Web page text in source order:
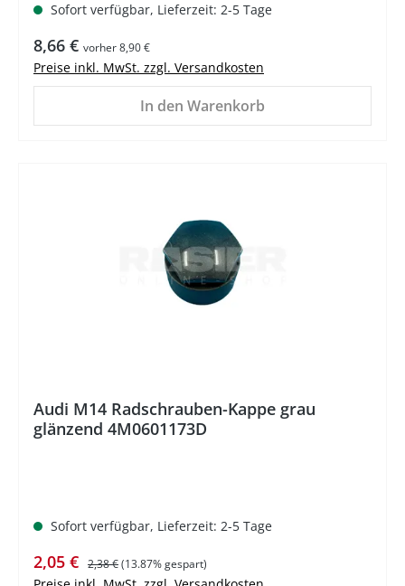
Sofort verfügbar, Lieferzeit: 2-5 Tage
Regulärer Preis:
8,66 € vorher 8,90 €
Preise inkl. MwSt. zzgl. Versandkosten
In den Warenkorb
Audi M14 Radschrauben-Kappe grau
glänzend 4M0601173D
Sofort verfügbar, Lieferzeit: 2-5 Tage
Verkaufspreis:
2,05 € Regulärer Preis:
2,38 €(13.87% gespart)